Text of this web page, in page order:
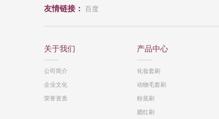
友情链接： 百度
关于我们
公司简介
企业文化
荣誉资质
产品中心
化妆套刷
动物毛套刷
粉底刷
腮红刷